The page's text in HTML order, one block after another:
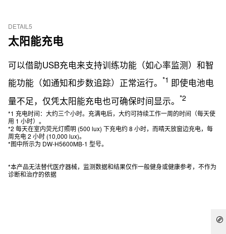
DETAIL5
太阳能充电
可以借助USB充电来支持训练功能（如心率监测）和智
能功能（如通知和步数追踪）正常运行。 *1 即使电池电
量不足，仅凭太阳能充电也可确保时间显示。 *2
*1 充电时间：大约三个小时。充满电后，大约可持续工作一周的时间（每天使
用 1 小时）。
*2 每天在室内荧光灯照明 (500 lux) 下充电约 8 小时，而晴天放窗边充电，每
周充电 2 小时 (10,000 lux)。
*图中所示为 DW-H5600MB-1 型号。
*本产品无法替代医疗器械，监测数据和结果仅作一般健身或健康参考，不作为
诊断和治疗的依据